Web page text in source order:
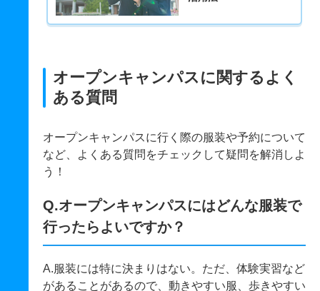
オープンキャンパスに関するよく
ある質問
オープンキャンパスに行く際の服装や予約について
など、よくある質問をチェックして疑問を解消しよ
う！
Q.オープンキャンパスにはどんな服装で
行ったらよいですか？
A.服装には特に決まりはない。ただ、体験実習など
があることがあるので、動きやすい服、歩きやすい